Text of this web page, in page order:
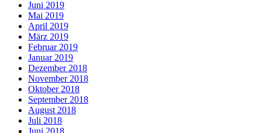
Juni 2019
Mai 2019
April 2019
März 2019
Februar 2019
Januar 2019
Dezember 2018
November 2018
Oktober 2018
September 2018
August 2018
Juli 2018
Juni 2018